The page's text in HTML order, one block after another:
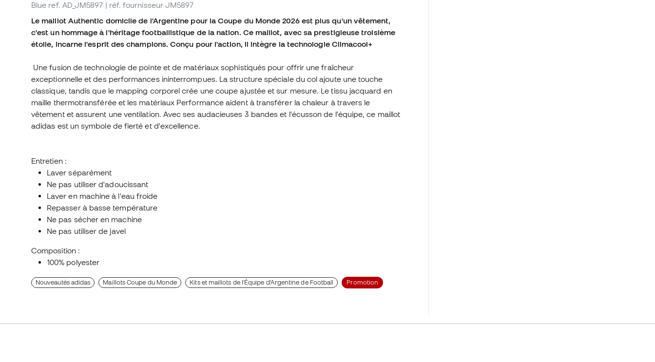
Blue ref. AD_JM5897 | réf. fournisseur JM5897
Le maillot Authentic domicile de l'Argentine pour la Coupe du Monde 2026 est plus qu'un vêtement,
c'est un hommage à l'héritage footballistique de la nation. Ce maillot, avec sa prestigieuse troisième
étoile, incarne l'esprit des champions. Conçu pour l'action, il intègre la technologie Climacool+
Une fusion de technologie de pointe et de matériaux sophistiqués pour offrir une fraîcheur
exceptionnelle et des performances ininterrompues. La structure spéciale du col ajoute une touche
classique, tandis que le mapping corporel crée une coupe ajustée et sur mesure. Le tissu jacquard en
maille thermotransférée et les matériaux Performance aident à transférer la chaleur à travers le
vêtement et assurent une ventilation. Avec ses audacieuses 3 bandes et l'écusson de l'équipe, ce maillot
adidas est un symbole de fierté et d'excellence.
Entretien :
Laver séparément
Ne pas utiliser d'adoucissant
Laver en machine à l'eau froide
Repasser à basse température
Ne pas sécher en machine
Ne pas utiliser de javel
Composition :
100% polyester
Nouveautés adidas Maillots Coupe du Monde Kits et maillots de l'Équipe d'Argentine de Football Promotion